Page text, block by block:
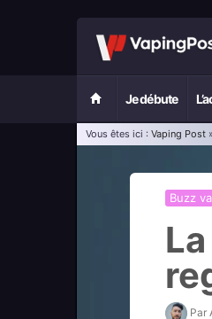
Je débute
Vous êtes ici : Vaping Post »
Buzz
Par